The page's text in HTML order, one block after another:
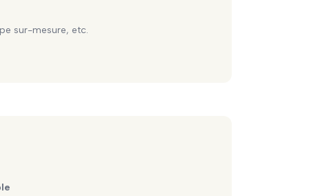
sur-mesure, etc.